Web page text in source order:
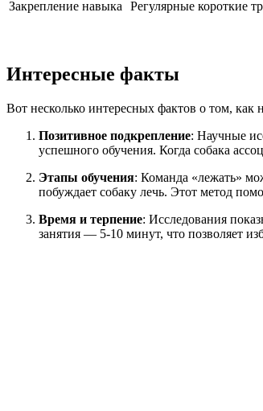
Закрепление навыка Регулярные короткие
Интересные факты
Вот несколько интересных фактов о том, как
Позитивное подкрепление: Научные
успешного обучения. Когда собака
Этапы обучения: Команда «лежать»
побуждает собаку лечь. Этот метод
Время и терпение: Исследования
занятия — 5-10 минут, что позволяет